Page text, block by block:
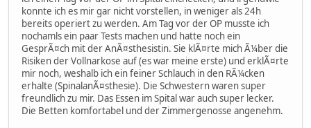
konnte ich es mir gar nicht vorstellen, in weniger als 24h
bereits operiert zu werden. Am Tag vor der OP musste ich
nochamls ein paar Tests machen und hatte noch ein
GesprÃ¤ch mit der AnÃ¤sthesistin. Sie klÃ¤rte mich Ã¼ber die
Risiken der Vollnarkose auf (es war meine erste) und erklÃ¤rte
mir noch, weshalb ich ein feiner Schlauch in den RÃ¼cken
erhalte (SpinalanÃ¤sthesie). Die Schwestern waren super
freundlich zu mir. Das Essen im Spital war auch super lecker.
Die Betten komfortabel und der Zimmergenosse angenehm.